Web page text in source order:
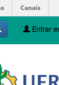
Canais
Entrar